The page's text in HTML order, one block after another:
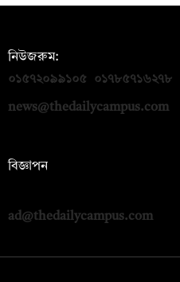
নিউজরুম:
০১৫৭২০৯৯১০৫
০১৭৮৫৭১৬২৭৮
news@thedailycampus.com
বিজ্ঞাপন
ad@thedailycampus.com